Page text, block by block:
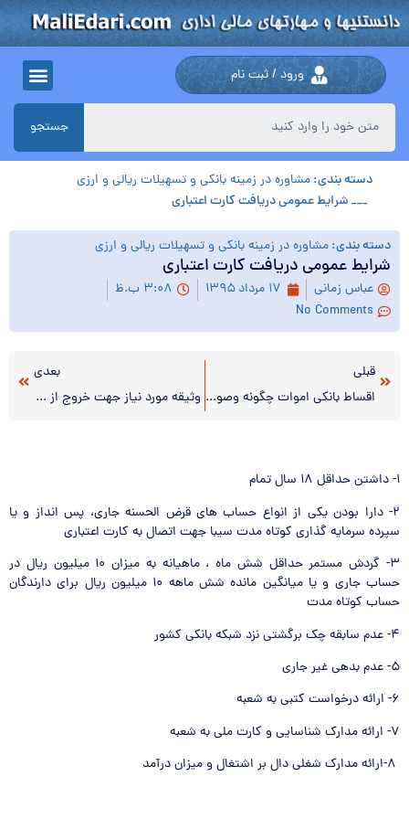
ورود / ثبت نام
جستجو
دسته بندی:مشاوره در زمینه بانکی و تسهیلات ریالی و ارزی
___ شرایط عمومی دریافت کارت اعتباری
دسته بندی:مشاوره در زمینه بانکی و تسهیلات ریالی و ارزی
شرایط عمومی دریافت کارت اعتباری
عباس زمانی ۱۷ مرداد ۱۳۹۵
۳:۰۸ ب.ظ
No Comments
قبلی
اقساط بانکی اموات چگونه وصول می‌شود؟
بعدی
‍ وثیقه مورد نیاز جهت خروج از کشور:
۱- داشتن حداقل ۱۸ سال تمام
۲- دارا بودن یکی از انواع حساب های قرض الحسنه جاری، پس انداز و یا
سپرده سرمایه گذاری کوتاه مدت سیبا جهت اتصال به کارت اعتباری
۳- گردش مستمر حداقل شش ماه ، ماهیانه به میزان ۱۰ میلیون ریال در
حساب جاری و یا میانگین مانده شش ماهه ۱۰ میلیون ریال برای دارندگان
حساب کوتاه مدت
۴- عدم سابقه چک برگشتی نزد شبکه بانکی کشور
۵- عدم بدهی غیر جاری
۶- ارائه درخواست کتبی به شعبه
۷- ارائه مدارک شناسایی و کارت ملی به شعبه